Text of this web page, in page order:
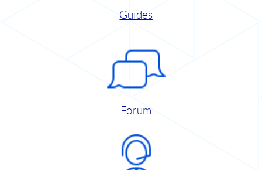
Guides
Forum